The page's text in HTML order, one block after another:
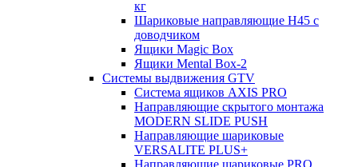
кг
Шариковые направляющие H45 с
доводчиком
Ящики Magic Box
Ящики Mental Box-2
Системы выдвижения GTV
Система ящиков AXIS PRO
Направляющие скрытого монтажа
MODERN SLIDE PUSH
Направляющие шариковые
VERSALITE PLUS+
Направляющие шариковые PRO